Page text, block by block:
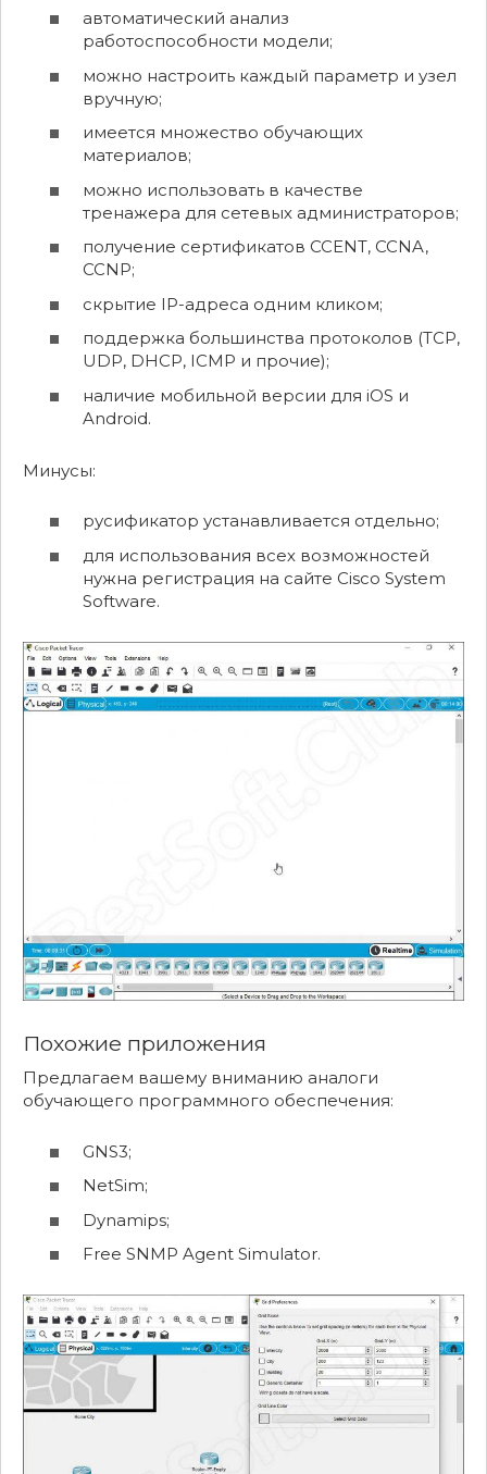
автоматический анализ
работоспособности модели;
можно настроить каждый параметр и узел
вручную;
имеется множество обучающих
материалов;
можно использовать в качестве
тренажера для сетевых администраторов;
получение сертификатов CCENT, CCNA,
CCNP;
скрытие IP-адреса одним кликом;
поддержка большинства протоколов (TCP,
UDP, DHCP, ICMP и прочие);
наличие мобильной версии для iOS и
Android.
Минусы:
русификатор устанавливается отдельно;
для использования всех возможностей
нужна регистрация на сайте Cisco System
Software.
Похожие приложения
Предлагаем вашему вниманию аналоги
обучающего программного обеспечения:
GNS3;
NetSim;
Dynamips;
Free SNMP Agent Simulator.